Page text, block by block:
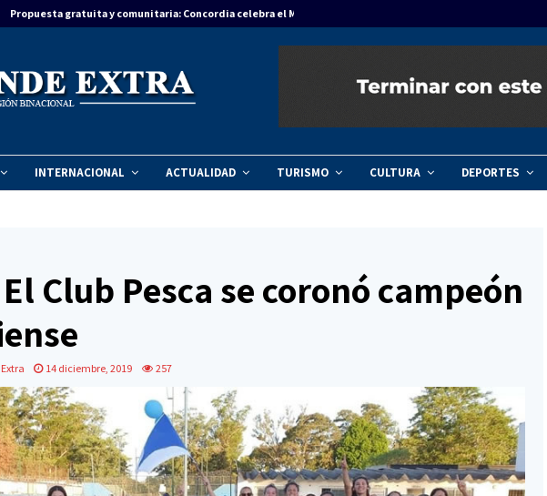
Propuesta gratuita y comunitaria: Concordia celebra el Mes del Niño…
INTERNACIONAL ACTUALIDAD TURISMO CULTURA DEPORTES
Club Pesca se coronó campeón
14 diciembre, 2019 257